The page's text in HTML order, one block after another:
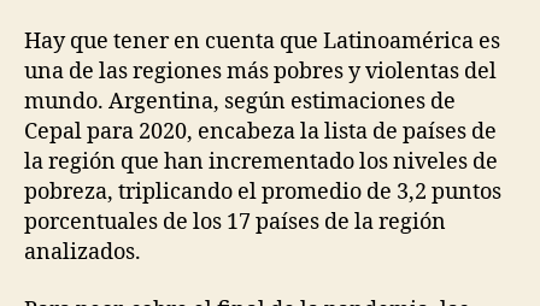
Hay que tener en cuenta que Latinoamérica es
una de las regiones más pobres y violentas del
mundo. Argentina, según estimaciones de
Cepal para 2020, encabeza la lista de países de
la región que han incrementado los niveles de
pobreza, triplicando el promedio de 3,2 puntos
porcentuales de los 17 países de la región
analizados.